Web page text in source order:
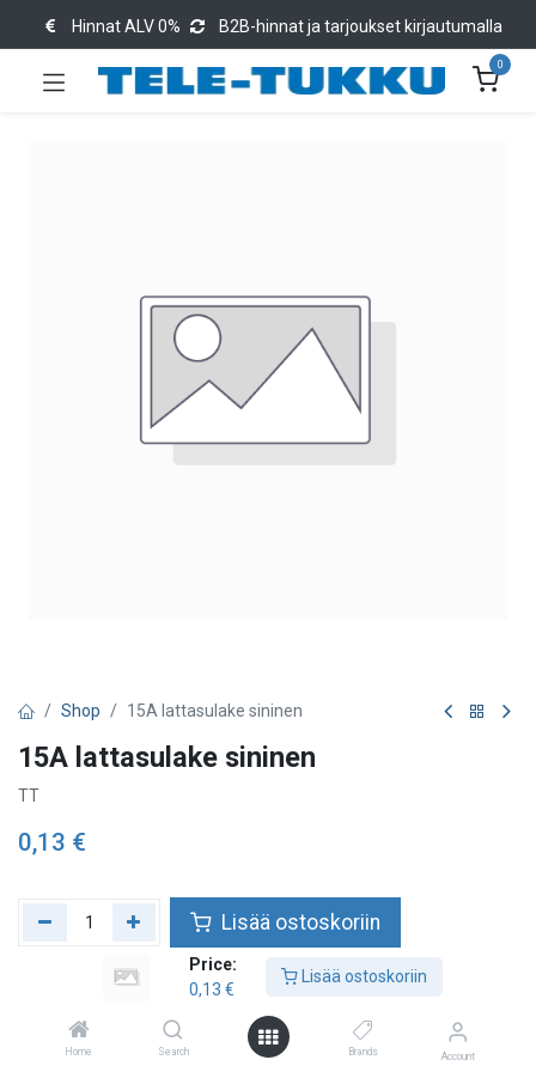
Price:
0,13 €
Lisää ostoskoriin
Home Search Brands Account
Hinnat ALV 0% B2B-hinnat ja tarjoukset kirjautumalla
0
Shop 15A lattasulake sininen
15A lattasulake sininen
TT
0,13 €
Lisää ostoskoriin
Lisää toivelistalle